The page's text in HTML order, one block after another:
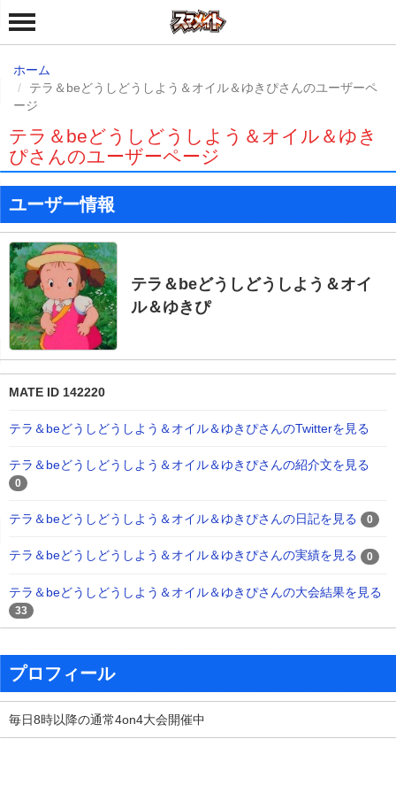
ホーム
テラ＆beどうしどうしよう＆オイル＆ゆきぴさんのユーザーペ
ージ
テラ＆beどうしどうしよう＆オイル＆ゆき
ぴさんのユーザーページ
ユーザー情報
テラ＆beどうしどうしよう＆オイ
ル＆ゆきぴ
MATE ID 142220
テラ＆beどうしどうしよう＆オイル＆ゆきぴさんのTwitterを見る
テラ＆beどうしどうしよう＆オイル＆ゆきぴさんの紹介文を見る
0
テラ＆beどうしどうしよう＆オイル＆ゆきぴさんの日記を見る 0
テラ＆beどうしどうしよう＆オイル＆ゆきぴさんの実績を見る 0
テラ＆beどうしどうしよう＆オイル＆ゆきぴさんの大会結果を見る
33
プロフィール
毎日8時以降の通常4on4大会開催中